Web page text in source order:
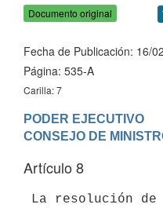
Documento original
Fecha de Publicación: 16/
Página: 535-A
Carilla: 7
PODER EJECUTIVO
Artículo 8